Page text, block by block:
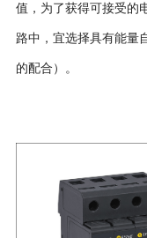
值，为了获得可接受的
路中，宜选择具有能量
的配合）。